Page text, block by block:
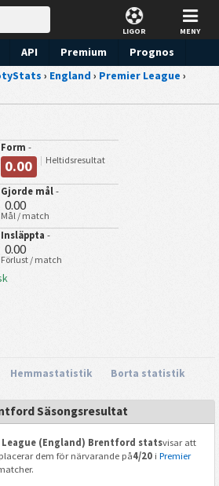
LIGOR MENY
API Premium
Prognos
› England › Premier League ›
Form -
0.00 Heltidsresultat
Gjorde mål -
0.00
Mål / match
Insläppta -
0.00
Förlust / match
Hemmastatistik Borta statistik
Säsongsresultat
League (England) Brentford statsvisar att
dem för närvarande på4/20i Premier